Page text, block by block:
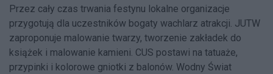
Przez cały czas trwania festynu lokalne organizacje
przygotują dla uczestników bogaty wachlarz atrakcji. JUTW
zaproponuje malowanie twarzy, tworzenie zakładek do
książek i malowanie kamieni. CUS postawi na tatuaże,
przypinki i kolorowe gniotki z balonów. Wodny Świat